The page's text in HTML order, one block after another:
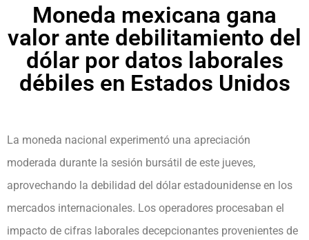
Moneda mexicana gana
valor ante debilitamiento del
dólar por datos laborales
débiles en Estados Unidos
La moneda nacional experimentó una apreciación
moderada durante la sesión bursátil de este jueves,
aprovechando la debilidad del dólar estadounidense en los
mercados internacionales. Los operadores procesaban el
impacto de cifras laborales decepcionantes provenientes de